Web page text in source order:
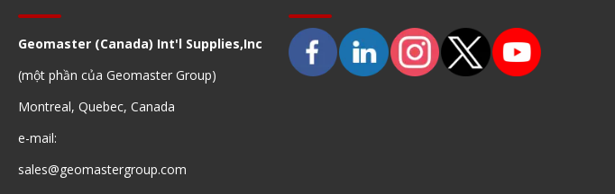
Geomaster (Canada) Int'l Supplies,Inc
(một phần của Geomaster Group)
Montreal, Quebec, Canada
e-mail:
sales@geomastergroup.com